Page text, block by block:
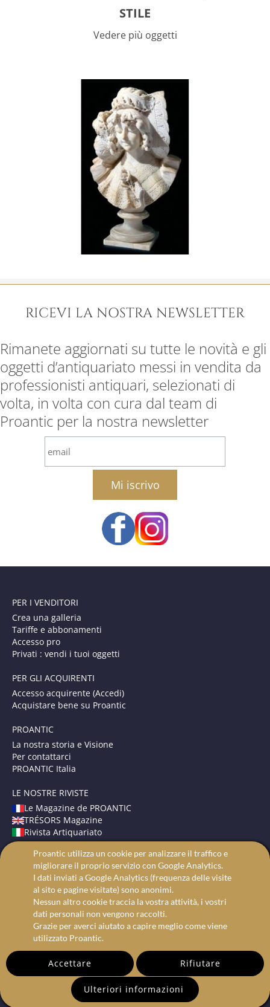
STILE
Vedere più oggetti
RICEVI LA NOSTRA NEWSLETTER
Rimanete aggiornati su tutte le novità e gli
oggetti d’antiquariato messi in vendita da
professionisti antiquari, selezionati di
volta, in volta con cura dal team di
Proantic per la nostra newsletter
email
PER I VENDITORI
Crea una galleria
Tariffe e abbonamenti
Accesso pro
Privati : vendi i tuoi oggetti
PER GLI ACQUIRENTI
Accesso acquirente (Accedi)
Acquistare bene su Proantic
PROANTIC
La nostra storia e Visione
Per contattarci
PROANTIC Italia
LE NOSTRE RIVISTE
Le Magazine de PROANTIC
TRÉSORS Magazine
Rivista Artiquariato
TERMINI E CONDIZIONI
Avvisi Legali
Protezione dei dati
Ricerca avanzata
Proantic utilizza un cookie per analizzare il traffico e
migliorare il proprio servizio con Google Analytics.
I dati inviati a Google Analytics (frequenza delle visite
al sito e pagine visitate) sono anonimi.
Nessun altro cookie traccia la vostra attività, i vostri
dati personali non vengono raccolti.
Grazie per averci aiutato a capire meglio come viene
utilizzato Proantic.
Accettare Rifiutare